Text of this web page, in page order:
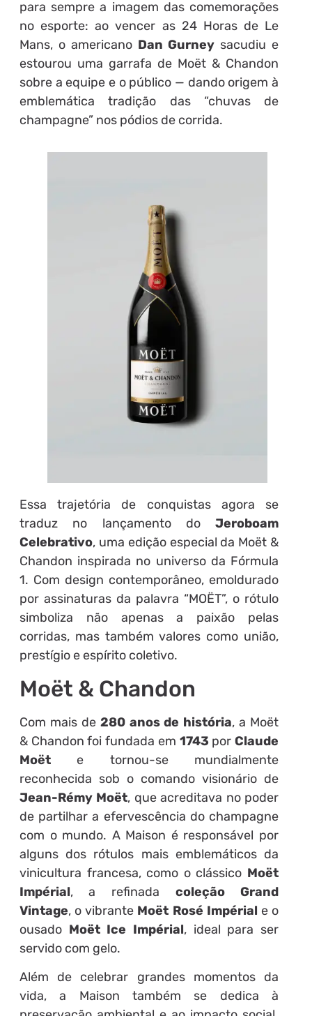
para sempre a imagem das comemorações
no esporte: ao vencer as 24 Horas de Le
Mans, o americano Dan Gurney sacudiu e
estourou uma garrafa de Moët & Chandon
sobre a equipe e o público — dando origem à
emblemática tradição das “chuvas de
champagne” nos pódios de corrida.
Essa trajetória de conquistas agora se
traduz no lançamento doJeroboam
Celebrativo, uma edição especial da Moët &
Chandon inspirada no universo da Fórmula
1. Com design contemporâneo, emoldurado
por assinaturas da palavra “MOËT”, o rótulo
simboliza não apenas a paixão pelas
corridas, mas também valores como união,
prestígio e espírito coletivo.
Moët & Chandon
Com mais de 280 anos de história, a Moët
& Chandon foi fundada em 1743 porClaude
Moëte tornou-se mundialmente
reconhecida sob o comando visionário de
Jean-Rémy Moët, que acreditava no poder
de partilhar a efervescência do champagne
com o mundo. A Maison é responsável por
alguns dos rótulos mais emblemáticos da
vinicultura francesa, como o clássico Moët
Impérial, a refinada coleção Grand
Vintage, o vibrante Moët Rosé Impérial e o
ousado Moët Ice Impérial, ideal para ser
servido com gelo.
Além de celebrar grandes momentos da
vida, a Maison também se dedica à